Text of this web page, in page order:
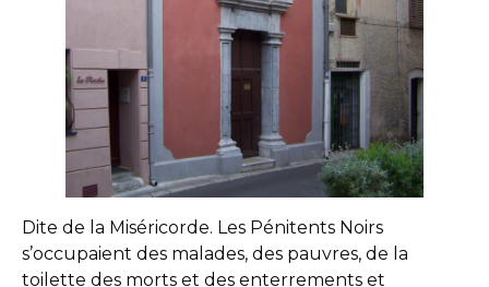
Dite de la Miséricorde. Les Pénitents Noirs
s’occupaient des malades, des pauvres, de la
toilette des morts et des enterrements et